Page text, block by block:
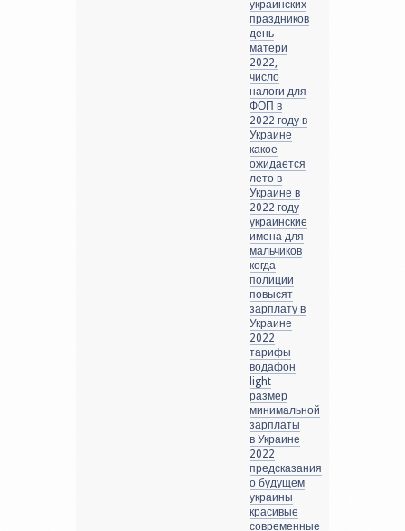
украинских
праздников
день
матери
2022,
число
налоги для
ФОП в
2022 году в
Украине
какое
ожидается
лето в
Украине в
2022 году
украинские
имена для
мальчиков
когда
полиции
повысят
зарплату в
Украине
2022
тарифы
водафон
light
размер
минимальной
зарплаты
в Украине
2022
предсказания
о будущем
украины
красивые
современные